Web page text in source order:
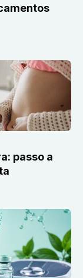
passo a